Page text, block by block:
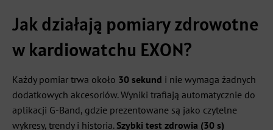
Jak działają pomiary zdrowotne
w kardiowatchu EXON?
Każdy pomiar trwa około 30 sekund i nie wymaga żadnych
dodatkowych akcesoriów. Wyniki trafiają automatycznie do
aplikacji G-Band, gdzie prezentowane są jako czytelne
wykresy, trendy i historia. Szybki test zdrowia (30 s)